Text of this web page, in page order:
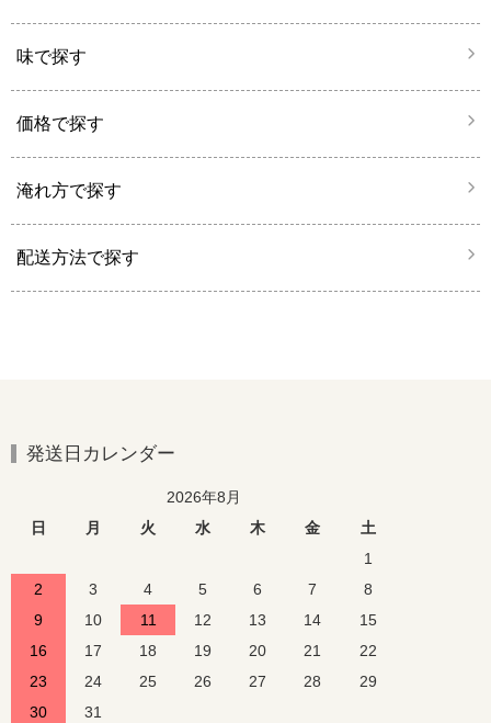
味で探す
価格で探す
淹れ方で探す
配送方法で探す
発送日カレンダー
2026年8月
日
月 火 水 木 金
土
1
2
3 4 5 6 7
8
9
10 11 12 13 14
15
16
17 18 19 20 21
22
23
24 25 26 27 28
29
30
31